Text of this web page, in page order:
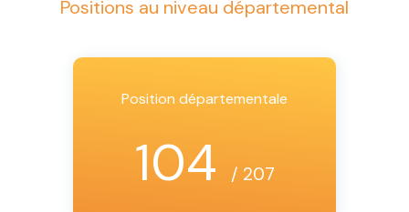
Positions au niveau départemental
Position départementale
104 / 207